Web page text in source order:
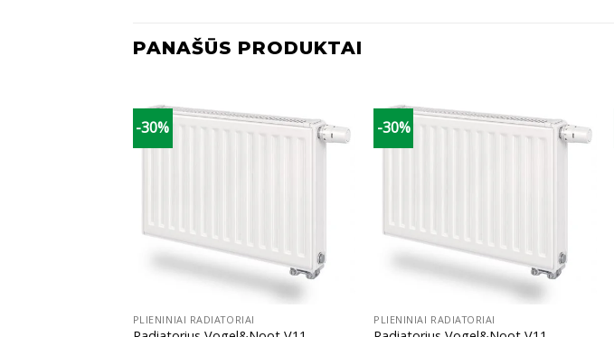
PANAŠŪS PRODUKTAI
-30%
PLIENINIAI RADIATORIAI
-30%
PLIENINIAI RADIATORIAI